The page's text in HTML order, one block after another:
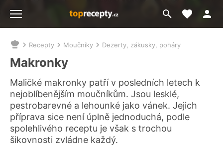
Přejít
na
Moje
Nacházíte
se
zde:
Recepty Moučníky Dezerty, zákusky, poháry
Makronky
Maličké makronky patří v posledních letech k
nejoblíbenějším moučníkům. Jsou lesklé,
pestrobarevné a lehounké jako vánek. Jejich
příprava sice není úplně jednoduchá, podle
spolehlivého receptu je však s trochou
šikovnosti zvládne každý.